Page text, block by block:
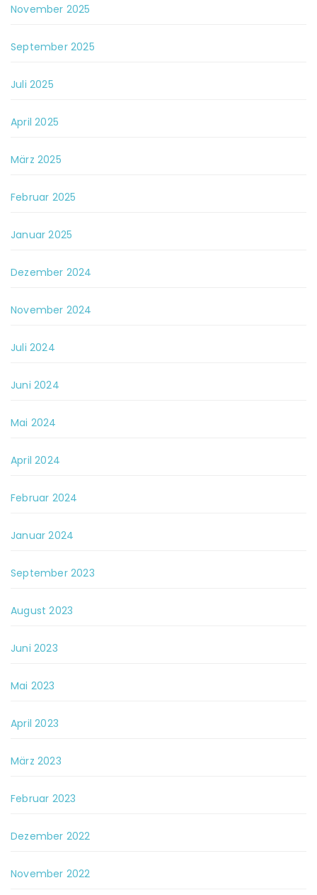
November 2025
September 2025
Juli 2025
April 2025
März 2025
Februar 2025
Januar 2025
Dezember 2024
November 2024
Juli 2024
Juni 2024
Mai 2024
April 2024
Februar 2024
Januar 2024
September 2023
August 2023
Juni 2023
Mai 2023
April 2023
März 2023
Februar 2023
Dezember 2022
November 2022